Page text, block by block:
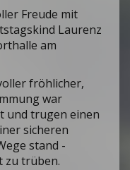
Freude mit
Laurenz
am
fröhlicher,
war
und trugen einen
sicheren
stand -
zu trüben.